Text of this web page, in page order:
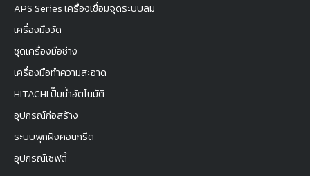
APS Series เครื่องเชื่อมจุดระบบลม
เครื่องมือวัด
ชุดเครื่องมือช่าง
เครื่องมือทำความสะอาด
HITACHI ปั๊มน้ำอัตโนมัติ
อุปกรณ์ก่อสร้าง
ระบบพุกฝังคอนกรีต
อุปกรณ์เซฟตี้